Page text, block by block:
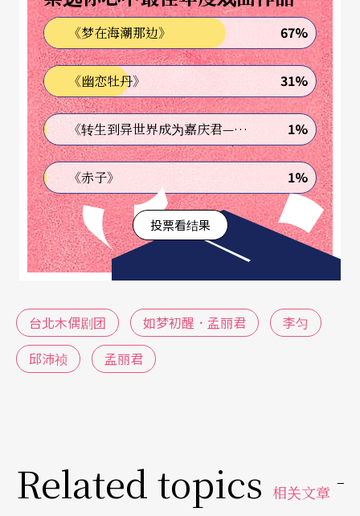
文：「昔日唤作我，今日唤作他；不知今日我，又
属后来谁？」随著诗文道出，舞台上月亮也再度鲜
红。
此问题在孟丽君对自我定位产生困惑的脉络下，也
向观众提问：一旦孟丽君回归女身，身为丽君玉的
曾经就一笔勾销了吗？若她的身分总会随他人视角
与环境而转换，那今日、现下的自己，岂不也有被
销去的一天？而除了这样破碎、以他人为中心的自
我，一贯的认同又如何可能？在打破原有才子佳人
团聚的陈旧结局外，新编版本承接以往脉络，翻转
出值得当代台湾社会咀嚼的空间。可惜的是，尽管
作品后半翻出的主题别具新意，但在前段未能埋足
伏笔，制造孟丽君对自我认同的不同思索。因此就
剧本确实有以相同素材，提炼出截然不同内在精
《梦在海潮那边》 67%
《幽恋牡丹》 31%
《转生到异世界成为嘉庆君—发现我的祖先是诈骗集团!?》 1%
《赤子》 1%
投票看结果
台北木偶剧团 如梦初醒．孟丽君
李匀
邱沛祯
孟丽君
Related topics 相关文章